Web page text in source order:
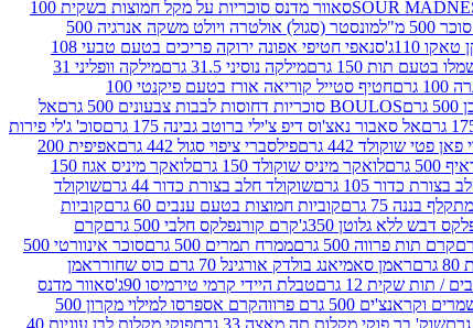
סאוור מדנס סוכריות על מקל חמוצות בשקית 100
מ"ל
מונסטר (סגול) אולטרה ויולט משקה אנרגיה 500
110ג'
סנאפי חטיפי אפונה ירוקה פריכים בטעם טבעי 108
בטעם תות 150 גרם מילקה נוסיני 31.5 גרם
מילקה וופליני 31
חטיף סטייל קוריאה אורז בטעם פיקנטי 100
BOULOS סוכריות דחוסות לבבות צבעונים 500 גרם
אל
אל סאבור נאצ'וס דיפ צ'ילי ברוטב גבינה 175 גרם
סוכ' ג'לי פירות
פטי שוקולד 442 גרם פילסברי ציפוי סגול 442 גרם
אפיפית 200
גרם לואקר מיניס שוקולד 150 גרם
לואקר מיניס אגוז 150
כדור 105 גרם שוקולד חלב בצורת כדור 44 גרם
שוקולד
בננה 75 גרם קוביות חמוצות בטעם ענבים 60 גרם
קוביות
דבש ללא גלוטן 350ג' קרם קורנפלקס חלבי 500 גרם
קרם
קרם תות פרווה 500 גרם ממרח תמרים 500 גרם
סוכר אינוורטי 500
ראמן סאמיאנג בולדק אורגינל 70 גרם כוס שחור
ראמן
תות שקית 12 גרם טבלת היידי קרמי טירמיסו 90ג'
סאוור מדנס
500 גרם פרווה
קרם אספרסו למילוי מקרון 500
שוק' בר פוקי מקלות תה מאצה 33 גרם
פוקי מקלות לבן עוגיות 40